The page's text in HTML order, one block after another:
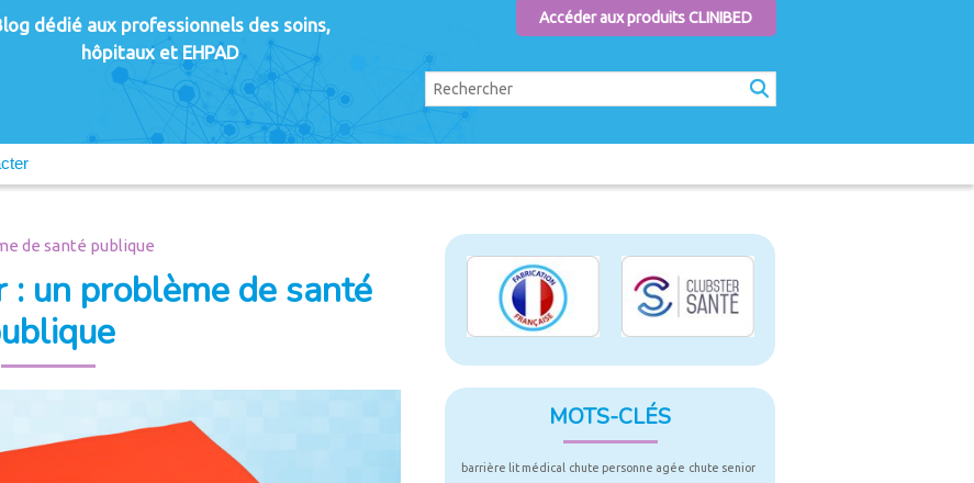
Accéder aux produits CLINIBED
dédié aux professionnels des soins,
hôpitaux et EHPAD
de santé publique
: un problème de santé
MOTS-CLÉS
barrière lit médical chute personne agée chute senior